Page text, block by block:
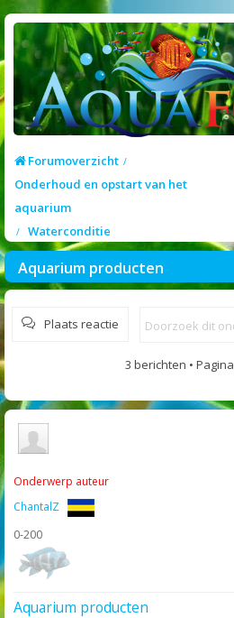
Forumoverzicht
Onderhoud en opstart van het
aquarium
Waterconditie
Aquarium producten
Plaats reactie
3 berichten • Pagina
Onderwerp auteur
ChantalZ
0-200
Aquarium producten